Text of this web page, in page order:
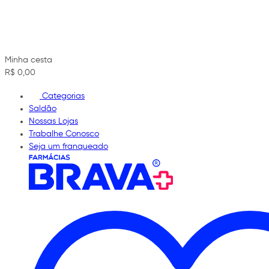
Minha cesta
R$ 0,00
Categorias
Saldão
Nossas Lojas
Trabalhe Conosco
Seja um franqueado